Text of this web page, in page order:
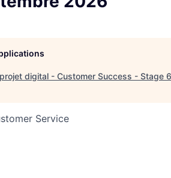
digital - Customer Success - Stage
Service